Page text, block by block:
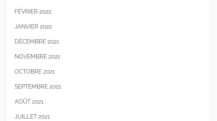
FÉVRIER 2022
JANVIER 2022
DÉCEMBRE 2021
NOVEMBRE 2021
OCTOBRE 2021
SEPTEMBRE 2021
AOÛT 2021
JUILLET 2021